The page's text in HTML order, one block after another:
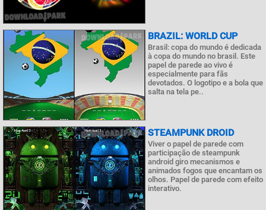
BRAZIL: WORLD CUP
Brasil: copa do mundo é dedicada
à copa do mundo no brasil. Este
papel de parede ao vivo é
especialmente para fãs
devotados. O logotipo e a bola que
salta na tela pe..
STEAMPUNK DROID
Viver o papel de parede com
participação de steampunk
android giro mecanismos e
animados fogos que encantam os
olhos. Papel de parede com efeito
interativo.